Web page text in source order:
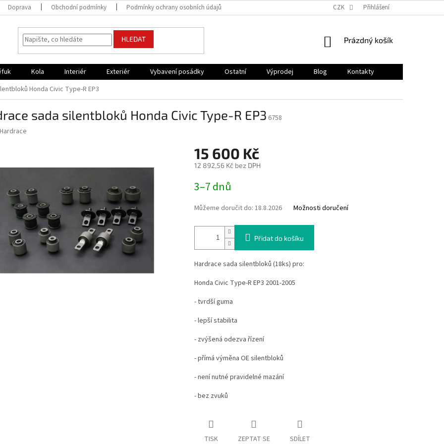
Doprava Obchodní podmínky Podmínky ochrany osobních údajů CZK Přihlášení
HLEDAT
NÁKUPNÍ
Prázdný košík
Kola Interiér Exteriér Vybavení posádky Ostatní Výprodej Blog
Kontakty
Honda Civic Type-R EP3
sada silentbloků Honda Civic Type-R EP3 6758
Hardrace
15 600 Kč
12 892,56 Kč bez DPH
cena:
3–7 dnů
Můžeme doručit do: 18.8.2026 Možnosti doručení
Přidat do košíku
Hardrace sada silentbloků (18ks) pro:
Honda Civic Type-R EP3 2001-2005
- tvrdší guma
- lepší stabilita
- zvýšená odezva řízení
- přímá výměna OE silentbloků
- není nutné pravidelné mazání
- bez zvuků
TISK ZEPTAT SE SDÍLET